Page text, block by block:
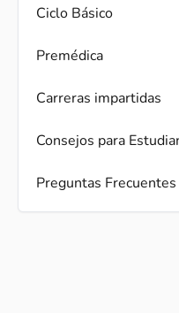
Ciclo Básico
Premédica
Carreras impartidas
Consejos para
Preguntas Frecuentes